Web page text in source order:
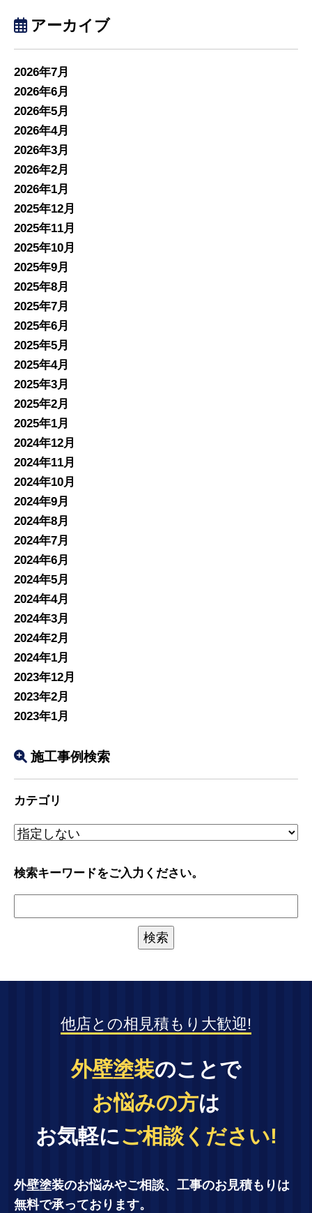
アーカイブ
2026年7月
2026年6月
2026年5月
2026年4月
2026年3月
2026年2月
2026年1月
2025年12月
2025年11月
2025年10月
2025年9月
2025年8月
2025年7月
2025年6月
2025年5月
2025年4月
2025年3月
2025年2月
2025年1月
2024年12月
2024年11月
2024年10月
2024年9月
2024年8月
2024年7月
2024年6月
2024年5月
2024年4月
2024年3月
2024年2月
2024年1月
2023年12月
2023年2月
2023年1月
施工事例検索
カテゴリ
検索キーワードをご入力ください。
他店との相見積もり大歓迎!
外壁塗装のことで
お悩みの方は
お気軽にご相談ください!
外壁塗装のお悩みやご相談、工事のお見積もりは
無料で承っております。